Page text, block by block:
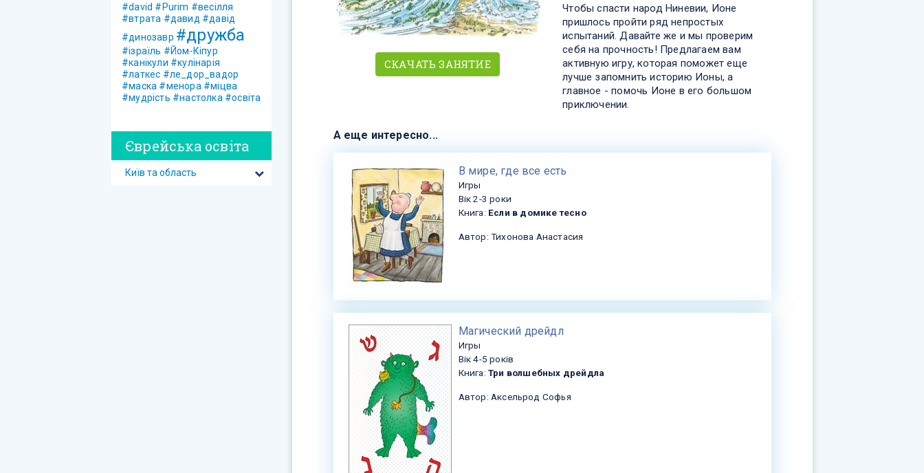
СКАЧАТЬ ЗАНЯТИЕ
Чтобы спасти народ Ниневии, Ионе
пришлось пройти ряд непростых
испытаний. Давайте же и мы проверим
себя на прочность! Предлагаем вам
активную игру, которая поможет еще
лучше запомнить историю Ионы, а
главное - помочь Ионе в его большом
приключении.
А еще интересно...
​В мире, где все есть
Игры
Вік 2-3 роки
Книга: Если в домике тесно
Автор: Тихонова Анастасия
​Магический дрейдл
Игры
Вік 4-5 років
Книга: Три волшебных дрейдла
Автор: Аксельрод Софья
#david #Purim #весілля
#втрата #давид #давід
#динозавр #дружба
#ізраїль #Йом-Кіпур
#канікули #кулінарія
#латкес #ле_дор_вадор
#маска #менора #міцва
#мудрість #настолка #освіта
Єврейська освіта